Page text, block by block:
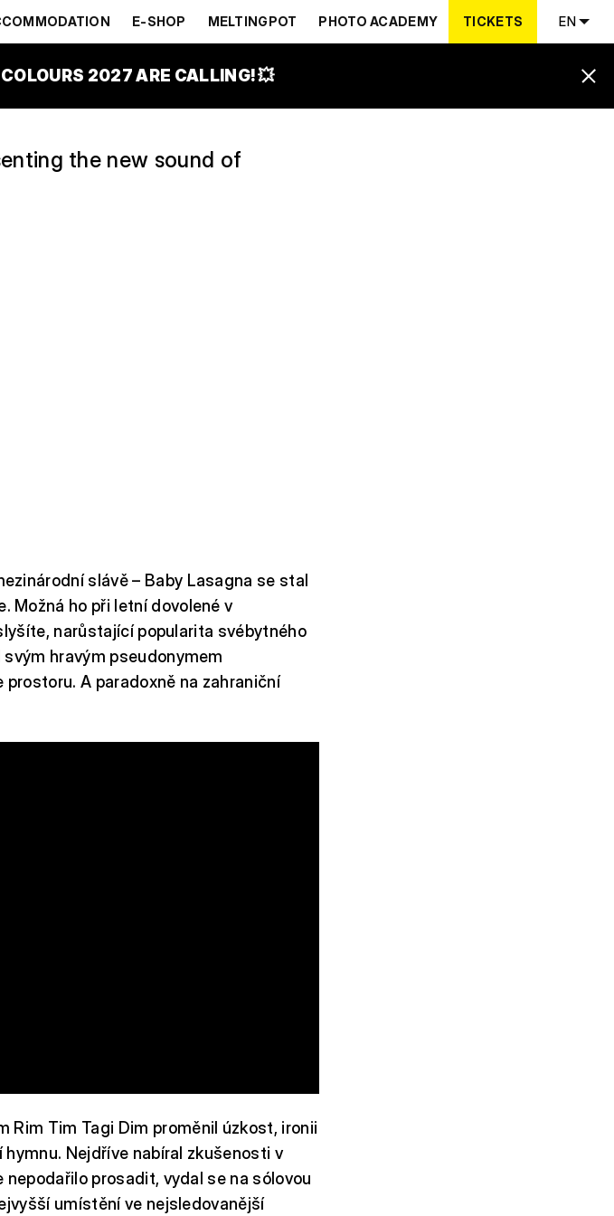
E-SHOP MELTINGPOT PHOTO ACADEMY TICKETS EN
2027 ARE CALLING! 💥
the new sound of
slávě – Baby Lasagna se stal
Možná ho při letní dovolené v
narůstající popularita svébytného
hravým pseudonymem
A paradoxně na zahraniční
Rim Tim Tagi Dim proměnil úzkost, ironii
Nejdříve nabíral zkušenosti v
prosadit, vydal se na sólovou
umístění ve nejsledovanější